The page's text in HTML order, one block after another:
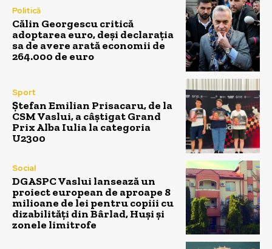
Politică
Călin Georgescu critică
adoptarea euro, deși declarația
sa de avere arată economii de
264.000 de euro
Sport
Ștefan Emilian Prisacaru, de la
CSM Vaslui, a câștigat Grand
Prix Alba Iulia la categoria
U2300
Social
DGASPC Vaslui lansează un
proiect european de aproape 8
milioane de lei pentru copiii cu
dizabilități din Bârlad, Huși și
zonele limitrofe